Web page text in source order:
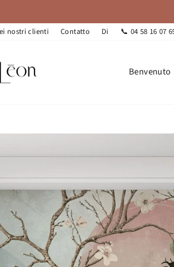
nostri clienti Contatto Di 📞 04 58 16 07
Benvenuto